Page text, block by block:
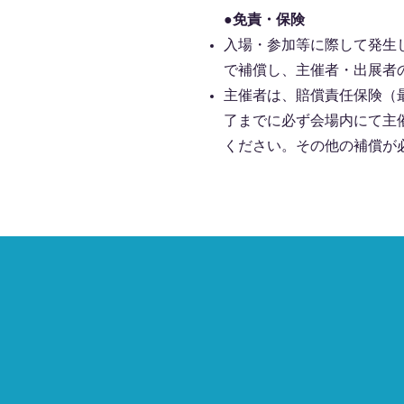
●免責・保険
入場・参加等に際して発
で補償し、主催者・出展者
主催者は、賠償責任保険（
了までに必ず会場内にて主
ください。その他の補償